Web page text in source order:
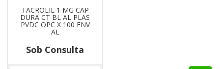
TACROLIL 1 MG CAP
DURA CT BL AL PLAS
PVDC OPC X 100 ENV
AL
Sob Consulta